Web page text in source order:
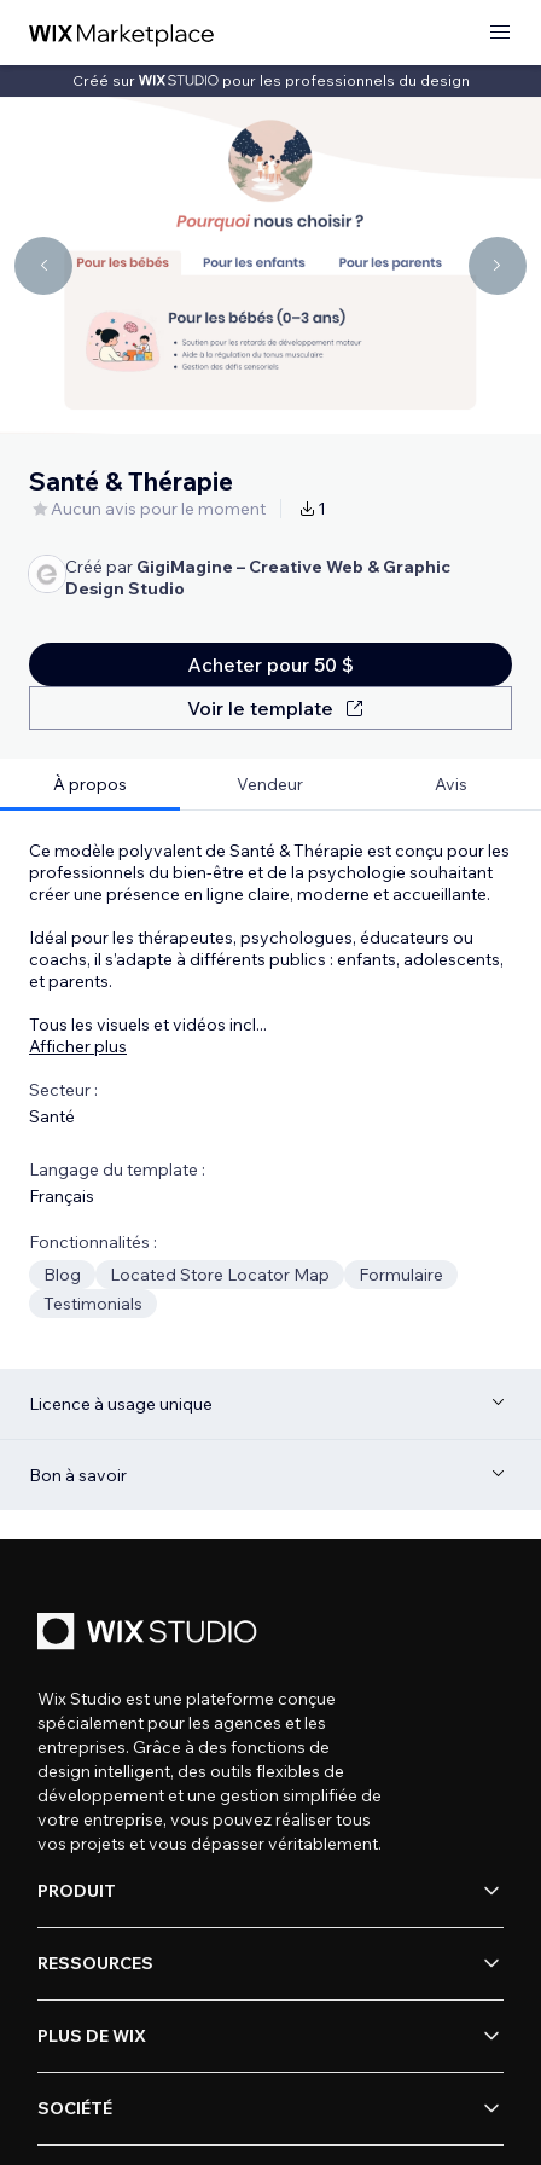
Créé sur pour les professionnels du design
Santé & Thérapie
Aucun avis pour le moment 1
Créé par GigiMagine – Creative Web & Graphic
Design Studio
Acheter pour 50 $
Voir le template
À propos Vendeur Avis
Ce modèle polyvalent de Santé & Thérapie est conçu pour les
professionnels du bien-être et de la psychologie souhaitant
créer une présence en ligne claire, moderne et accueillante.
Idéal pour les thérapeutes, psychologues, éducateurs ou
coachs, il s’adapte à différents publics : enfants, adolescents,
et parents.
Tous les visuels et vidéos incl...
Afficher plus
Secteur :
Santé
Langage du template :
Français
Fonctionnalités :
Blog
Located Store Locator Map
Formulaire
Testimonials
Licence à usage unique
Bon à savoir
Wix Studio est une plateforme conçue
spécialement pour les agences et les
entreprises. Grâce à des fonctions de
design intelligent, des outils flexibles de
développement et une gestion simplifiée de
votre entreprise, vous pouvez réaliser tous
vos projets et vous dépasser véritablement.
PRODUIT
RESSOURCES
PLUS DE WIX
SOCIÉTÉ